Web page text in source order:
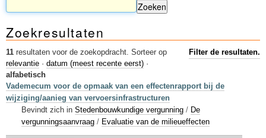
Stedenbouwkundige vergunning
Cartografie
Studies en publicaties
Sleutelwoorden
Stedenbouwkundige inlichtingen
Zoekresultaten
11 resultaten voor de zoekopdracht. Filter de resultaten.
Sorteer op
relevantie · datum (meest recente eerst) ·
alfabetisch
Vademecum voor de opmaak van een effectenrapport bij de
wijziging/aanieg van vervoersinfrastructuren
Bevindt zich in Stedenbouwkundige vergunning / De
vergunningsaanvraag / Evaluatie van de milieueffecten